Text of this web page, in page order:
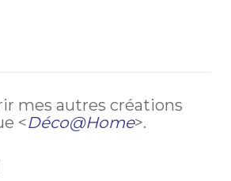
mes autres créations
<Déco@Home>.